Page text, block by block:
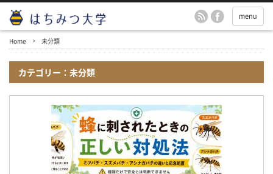
menu
Home 未分類
カテゴリー：未分類